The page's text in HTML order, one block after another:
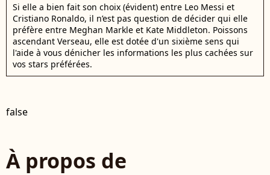
Si elle a bien fait son choix (évident) entre Leo Messi et
Cristiano Ronaldo, il n’est pas question de décider qui elle
préfère entre Meghan Markle et Kate Middleton. Poissons
ascendant Verseau, elle est dotée d'un sixième sens qui
l'aide à vous dénicher les informations les plus cachées sur
vos stars préférées.
false
À propos de